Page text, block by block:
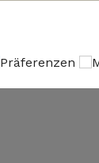
Präferenzen